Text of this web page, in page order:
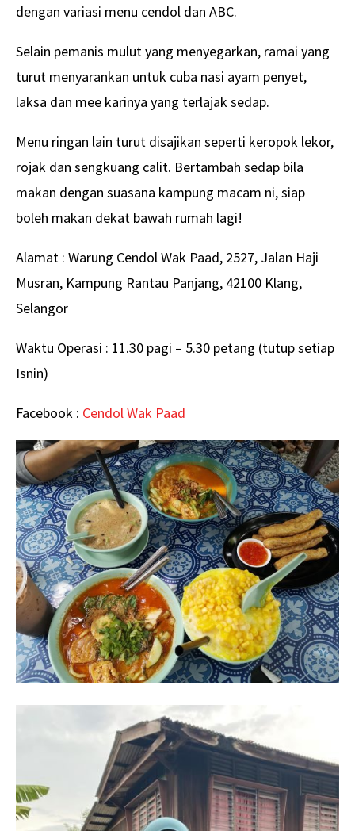
dengan variasi menu cendol dan ABC.
Selain pemanis mulut yang menyegarkan, ramai yang
turut menyarankan untuk cuba nasi ayam penyet,
laksa dan mee karinya yang terlajak sedap.
Menu ringan lain turut disajikan seperti keropok lekor,
rojak dan sengkuang calit. Bertambah sedap bila
makan dengan suasana kampung macam ni, siap
boleh makan dekat bawah rumah lagi!
Alamat : Warung Cendol Wak Paad, 2527, Jalan Haji
Musran, Kampung Rantau Panjang, 42100 Klang,
Selangor
Waktu Operasi : 11.30 pagi – 5.30 petang (tutup setiap
Isnin)
Facebook : Cendol Wak Paad